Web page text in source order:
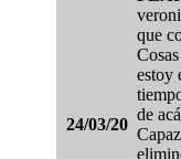
24/03/20
que
estoy
de